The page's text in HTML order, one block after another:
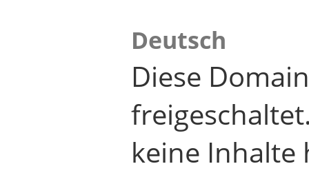
Deutsch
Diese
keine Inhalte